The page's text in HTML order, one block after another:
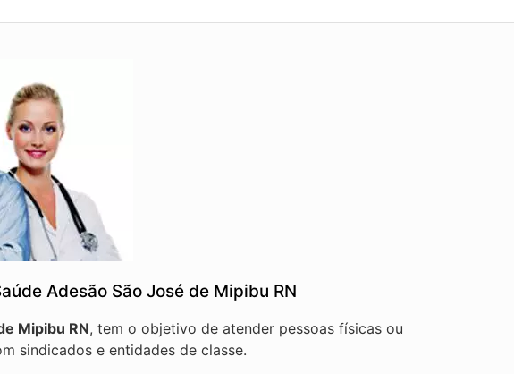
Adesão São José de Mipibu RN
Mipibu RN, tem o objetivo de atender pessoas físicas ou
sindicados e entidades de classe.